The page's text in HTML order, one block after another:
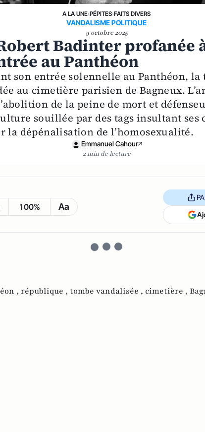
A LA UNE›PÉPITES›FAITS DIVERS
VANDALISME POLITIQUE
9 octobre 2025
Badinter profanée
au Panthéon
son entrée solennelle au Panthéon, la
au cimetière parisien de Bagneux.
de la peine de mort et
souillée par des tags insultant ses
la dépénalisation de l’homosexualité.
Emmanuel Cahour
2 min de lecture
100% Aa
, république , tombe vandalisée , cimetière ,